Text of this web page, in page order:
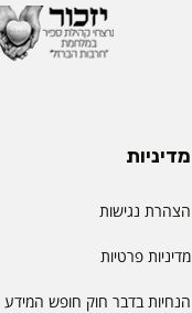
מדיניות
הצהרת נגישות
מדיניות פרטיות
הנחיות בדבר חוק חופש המידע